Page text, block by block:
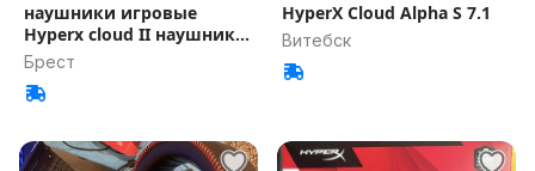
наушники игровые
Hyperx cloud II наушники
проводны
Брест
HyperX Cloud Alpha S 7.1
Витебск